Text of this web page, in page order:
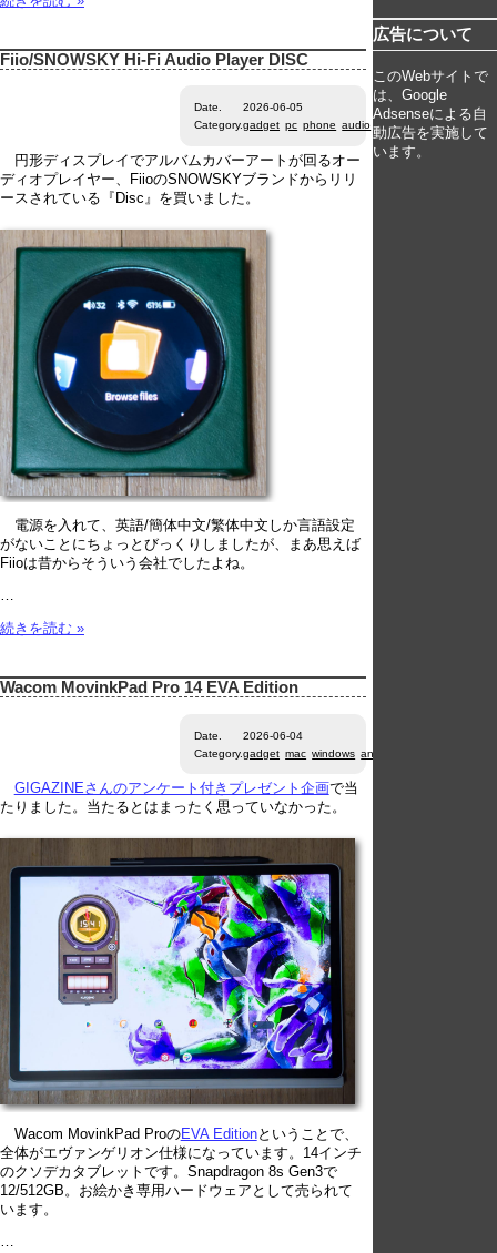
Fiio/SNOWSKY Hi-Fi Audio Player DISC
Date.
2026-06-05
Category.gadget pc phone audio mac windows ios
円形ディスプレイでアルバムカバーアートが回るオー
ディオプレイヤー、FiioのSNOWSKYブランドからリリ
ースされている『Disc』を買いました。
電源を入れて、英語/簡体中文/繁体中文しか言語設定
がないことにちょっとびっくりしましたが、まあ思えば
Fiioは昔からそういう会社でしたよね。
続きを読む »
Wacom MovinkPad Pro 14 EVA Edition
Date.
2026-06-04
Category.gadget mac windows android
GIGAZINEさんのアンケート付きプレゼント企画で当
たりました。当たるとはまったく思っていなかった。
Wacom MovinkPad ProのEVA Editionということで、
全体がエヴァンゲリオン仕様になっています。14インチ
のクソデカタブレットです。Snapdragon 8s Gen3で
12/512GB。お絵かき専用ハードウェアとして売られて
います。
…
広告について
このWebサイトで
は、Google
Adsenseによる自
動広告を実施して
います。